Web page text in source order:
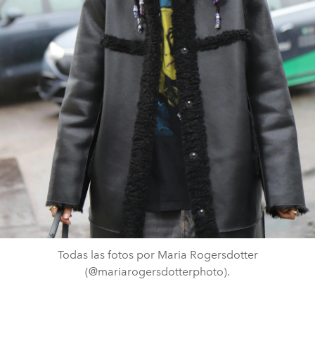
Todas las fotos por Maria Rogersdotter
(@mariarogersdotterphoto).